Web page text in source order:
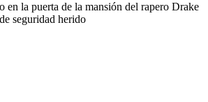
en la puerta de la mansión del rapero Drake
seguridad herido